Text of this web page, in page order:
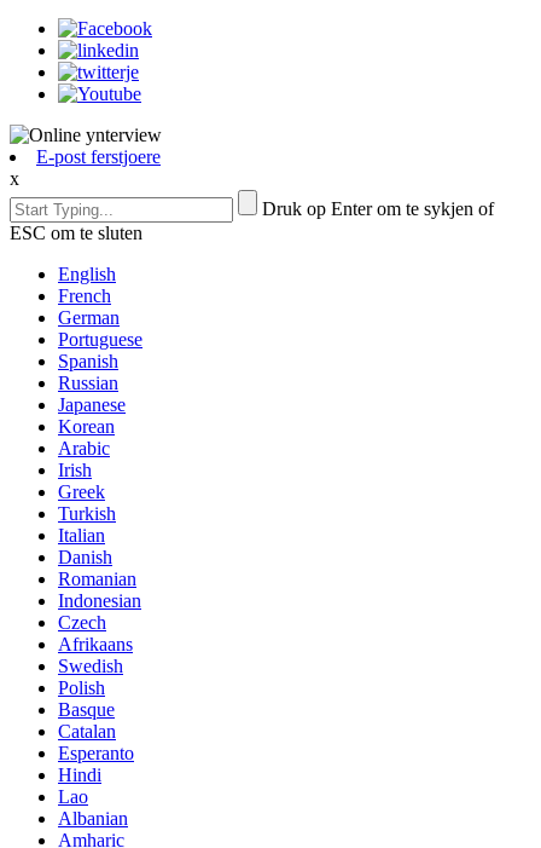
E-post ferstjoere
x
Druk op Enter om te sykjen of
ESC om te sluten
English
French
German
Portuguese
Spanish
Russian
Japanese
Korean
Arabic
Irish
Greek
Turkish
Italian
Danish
Romanian
Indonesian
Czech
Afrikaans
Swedish
Polish
Basque
Catalan
Esperanto
Hindi
Lao
Albanian
Amharic